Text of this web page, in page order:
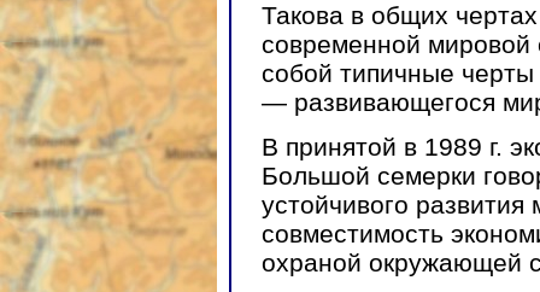
Такова в общих
современной
собой типичные черты
— развивающегося
В принятой в 1989 г.
Большой семерки
устойчивого
совместимость
охраной окружающей